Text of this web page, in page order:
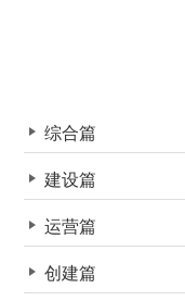
综合篇
建设篇
运营篇
创建篇